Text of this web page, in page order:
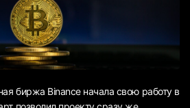
биржа Binance начала свою работу в